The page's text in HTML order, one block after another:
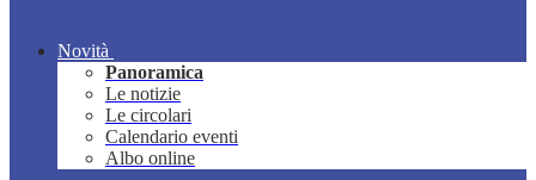
Novità
Panoramica
Le notizie
Le circolari
Calendario eventi
Albo online